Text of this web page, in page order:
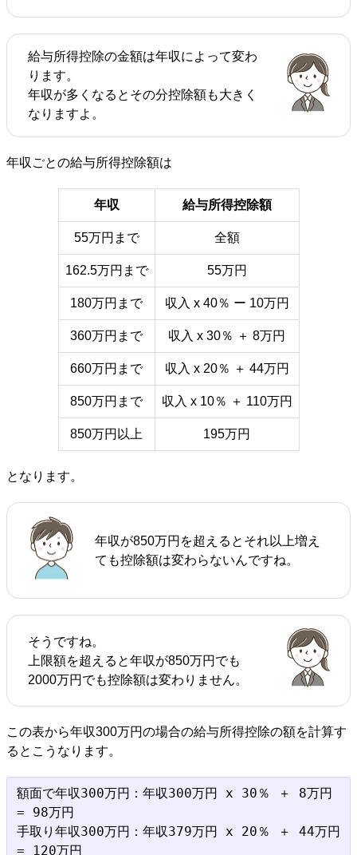
給与所得控除の金額は年収によって変わ
ります。
年収が多くなるとその分控除額も大きく
なりますよ。
年収ごとの給与所得控除額は
年収 給与所得控除額
55万円まで 全額
162.5万円まで 55万円
180万円まで 収入 x 40％ ー 10万円
360万円まで 収入 x 30％ ＋ 8万円
660万円まで 収入 x 20％ ＋ 44万円
850万円まで 収入 x 10％ ＋ 110万円
850万円以上 195万円
となります。
年収が850万円を超えるとそれ以上増え
ても控除額は変わらないんですね。
そうですね。
上限額を超えると年収が850万円でも
2000万円でも控除額は変わりません。
この表から年収300万円の場合の給与所得控除の額を計算す
るとこうなります。
額面で年収300万円：年収300万円 x 30％ ＋ 8万円
= 98万円
手取り年収300万円：年収379万円 x 20％ ＋ 44万円